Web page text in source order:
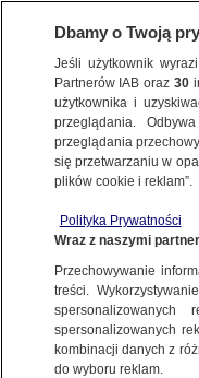
POLSKA
reparacji. W
że "jest gotowy
30.07.2022, 07:54
Udostępnij
Dbamy o Twoją
Jeśli użytkownik
Partnerów IAB oraz30
użytkownika i
przeglądania.
przeglądania
się przetwarzaniu w
plików cookie i reklam”.
Polityka Prywatności
Wraz z naszymi
Przechowywanie
treści.
spersonalizowanych
kombinacji danych z
do wyboru reklam.